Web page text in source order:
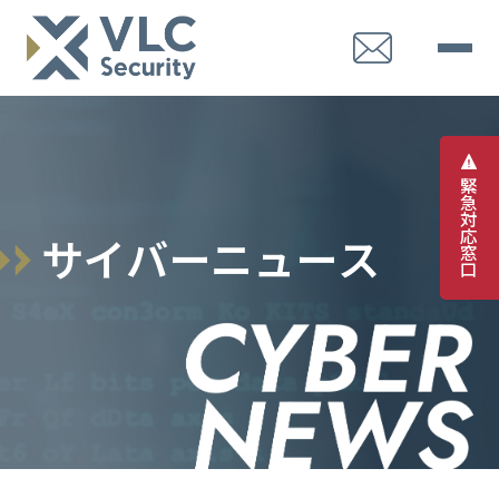
緊
急
対
応
窓
口
サイバーニュース